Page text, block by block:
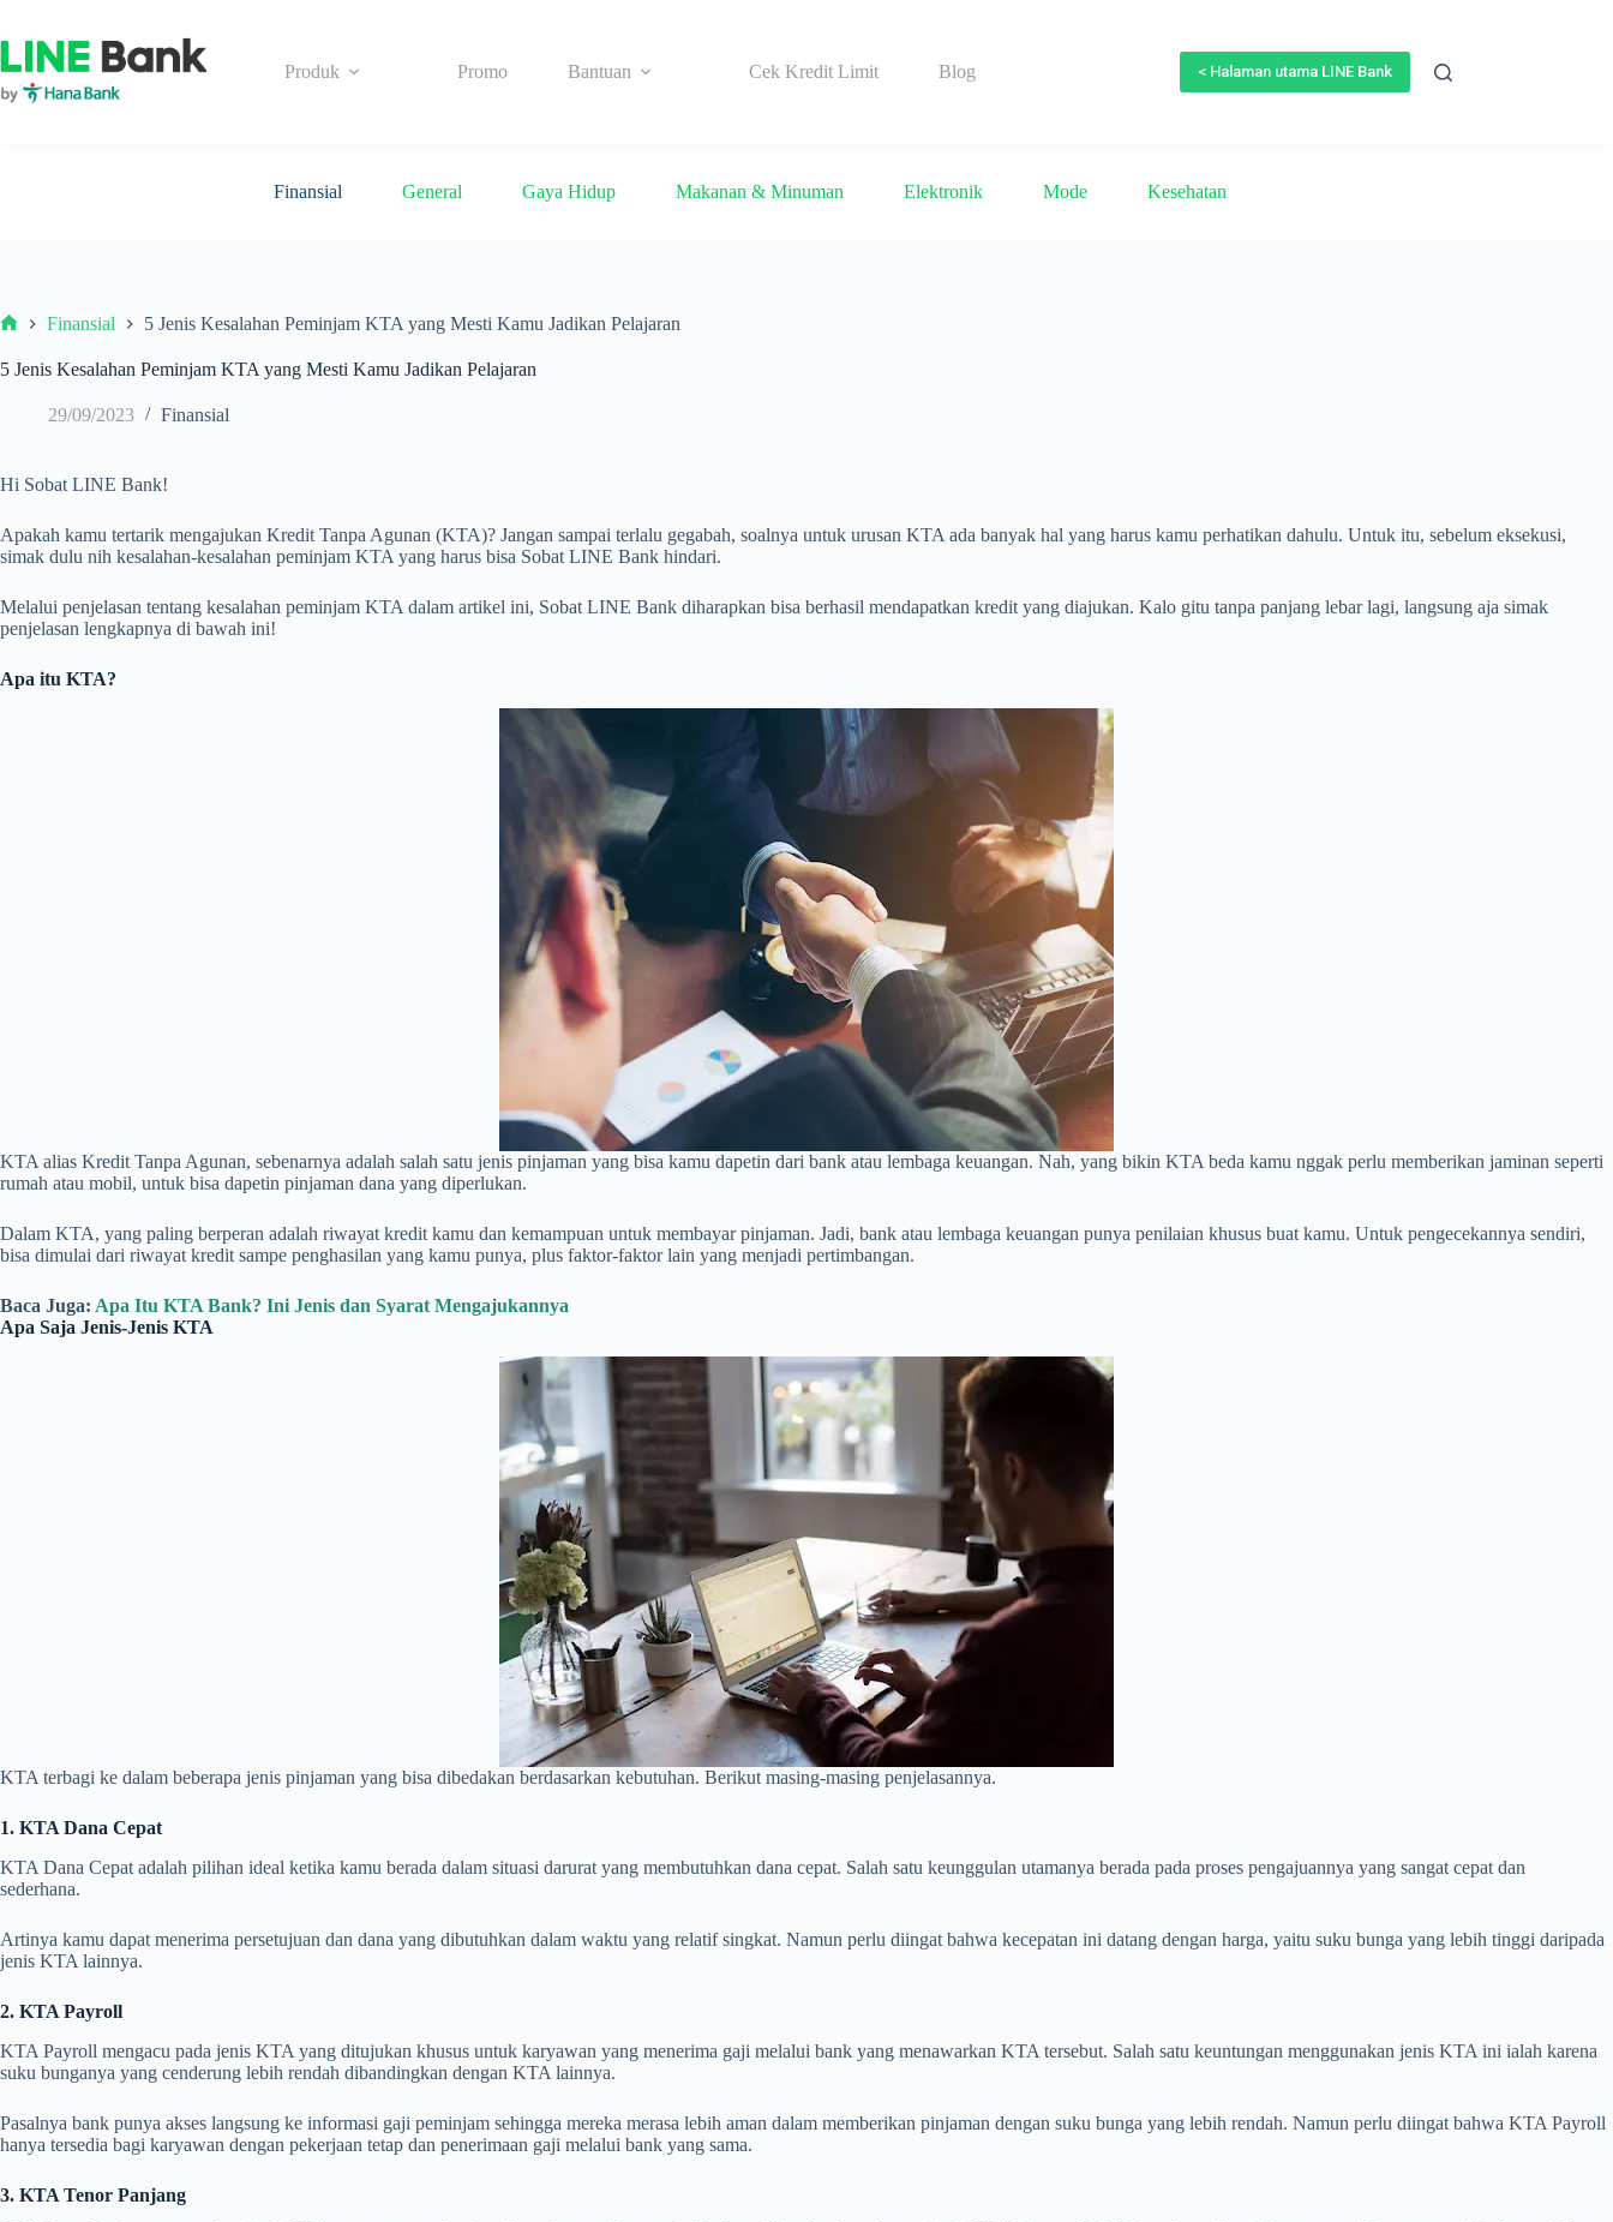
content
Produk
Promo Bantuan Cek Kredit Limit Blog < Halaman utama LINE Bank
Finansial General Gaya Hidup Makanan & Minuman Elektronik Mode Kesehatan
Finansial 5 Jenis Kesalahan Peminjam KTA yang Mesti Kamu Jadikan Pelajaran
5 Jenis Kesalahan Peminjam KTA yang Mesti Kamu Jadikan Pelajaran
29/09/2023 Finansial
Hi Sobat LINE Bank!
Apakah kamu tertarik mengajukan Kredit Tanpa Agunan (KTA)? Jangan sampai terlalu gegabah, soalnya untuk urusan KTA ada banyak hal yang harus kamu perhatikan dahulu. Untuk itu, sebelum eksekusi,
simak dulu nih kesalahan-kesalahan peminjam KTA yang harus bisa Sobat LINE Bank hindari.
Melalui penjelasan tentang kesalahan peminjam KTA dalam artikel ini, Sobat LINE Bank diharapkan bisa berhasil mendapatkan kredit yang diajukan. Kalo gitu tanpa panjang lebar lagi, langsung aja simak
penjelasan lengkapnya di bawah ini!
Apa itu KTA?
KTA alias Kredit Tanpa Agunan, sebenarnya adalah salah satu jenis pinjaman yang bisa kamu dapetin dari bank atau lembaga keuangan. Nah, yang bikin KTA beda kamu nggak perlu memberikan jaminan seperti
rumah atau mobil, untuk bisa dapetin pinjaman dana yang diperlukan.
Dalam KTA, yang paling berperan adalah riwayat kredit kamu dan kemampuan untuk membayar pinjaman. Jadi, bank atau lembaga keuangan punya penilaian khusus buat kamu. Untuk pengecekannya sendiri,
bisa dimulai dari riwayat kredit sampe penghasilan yang kamu punya, plus faktor-faktor lain yang menjadi pertimbangan.
Baca Juga: Apa Itu KTA Bank? Ini Jenis dan Syarat Mengajukannya
Apa Saja Jenis-Jenis KTA
KTA terbagi ke dalam beberapa jenis pinjaman yang bisa dibedakan berdasarkan kebutuhan. Berikut masing-masing penjelasannya.
1. KTA Dana Cepat
KTA Dana Cepat adalah pilihan ideal ketika kamu berada dalam situasi darurat yang membutuhkan dana cepat. Salah satu keunggulan utamanya berada pada proses pengajuannya yang sangat cepat dan
sederhana.
Artinya kamu dapat menerima persetujuan dan dana yang dibutuhkan dalam waktu yang relatif singkat. Namun perlu diingat bahwa kecepatan ini datang dengan harga, yaitu suku bunga yang lebih tinggi daripada
jenis KTA lainnya.
2. KTA Payroll
KTA Payroll mengacu pada jenis KTA yang ditujukan khusus untuk karyawan yang menerima gaji melalui bank yang menawarkan KTA tersebut. Salah satu keuntungan menggunakan jenis KTA ini ialah karena
suku bunganya yang cenderung lebih rendah dibandingkan dengan KTA lainnya.
Pasalnya bank punya akses langsung ke informasi gaji peminjam sehingga mereka merasa lebih aman dalam memberikan pinjaman dengan suku bunga yang lebih rendah. Namun perlu diingat bahwa KTA Payroll
hanya tersedia bagi karyawan dengan pekerjaan tetap dan penerimaan gaji melalui bank yang sama.
3. KTA Tenor Panjang